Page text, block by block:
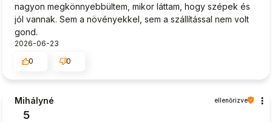
nagyon megkönnyebbültem, mikor láttam, hogy szépek és
jól vannak. Sem a növényekkel, sem a szállítással nem volt
gond.
2026-06-23
0
0
Mihályné ellenőrizve
5